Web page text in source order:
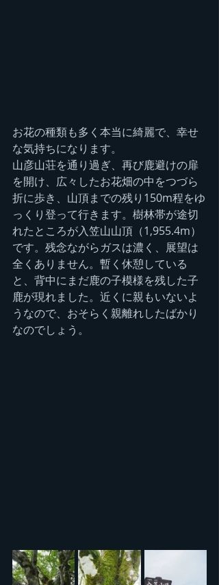
お花の種類も多く本当に綺麗で、幸せ
な気持ちになります。
山彦山荘を通り過ぎ、再び鹿避けの扉
を開け、広々したお花畑の中をつづら
折に歩き、山頂までの残り150m程をゆ
っくり登って行きます。樹林帯が途切
れたところが入笠山山頂（1,955.4m）
です。残念ながらガスは濃く、展望は
全くありません。暫く休憩している
と、背中にまだ鹿の子模様を残した子
鹿が現れました。近くに親もいないよ
うなので、おそらく親離れしたばかり
なのでしょう。